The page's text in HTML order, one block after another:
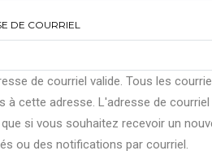
DE COURRIEL
de courriel valide. Tous les
à cette adresse. L'adresse de
si vous souhaitez recevoir un
ou des notifications par courriel.